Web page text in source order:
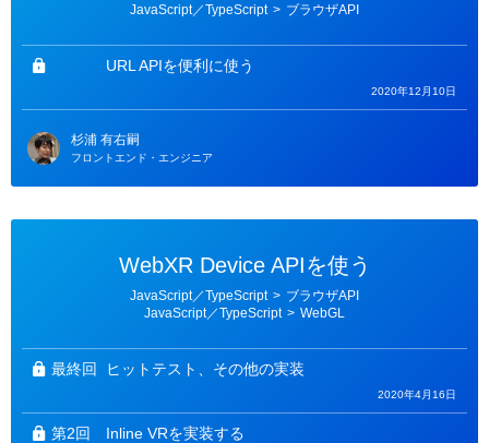
リ
ー
JavaScript／TypeScript > ブラウザAPI
URL APIを便利に使う
2020年12月10日
杉浦 有右嗣
フロントエンド・エンジニア
WebXR Device APIを使う
ー
JavaScript／TypeScript > ブラウザAPI
JavaScript／TypeScript > WebGL
最終回 ヒットテスト、その他の実装
2020年4月16日
第2回 Inline VRを実装する